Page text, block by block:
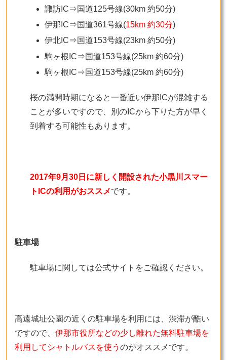
諏訪IC⇒国道125号線(30km 約50分)
伊那IC⇒国道361号線(15km 約30分)
伊北IC⇒国道153号線(23km 約50分)
駒ヶ根IC⇒国道153号線(25km 約60分)
駒ヶ根IC⇒国道153号線(25km 約60分)
桜の満開時期になると一番近い伊那ICが混雑する
ことが多いですので、別のICから下りた方が早く
到着する可能性もあります。
2017年9月30日に新しく開設された小黒川スマー
トICの利用がおススメです。
駐車場
駐車場に関しては公式サイトをご確認ください。
高遠城址公園の近くの駐車場を利用には、渋滞が酷い
ですので、 伊那市役所などの少し離れた無料駐車場を
利用してシャトルバスを使う のがオススメです。